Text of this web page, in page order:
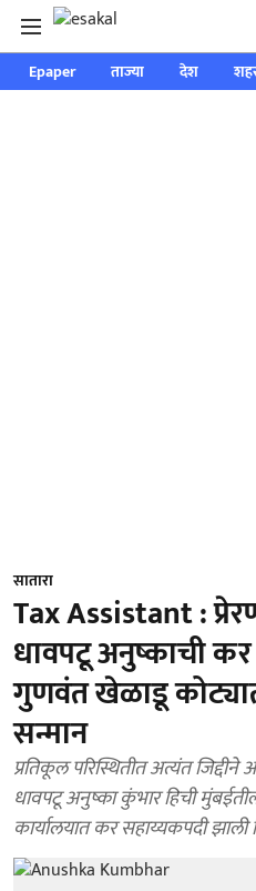
Epaper ताज्या देश
सातारा
Tax Assistant :
धावपटू अनुष्काची
गुणवंत खेळाडू
सन्मान
प्रतिकूल परिस्थितीत अत्यंत
धावपटू अनुष्का कुंभार हिची
कार्यालयात कर सहाय्यकपदी झाली